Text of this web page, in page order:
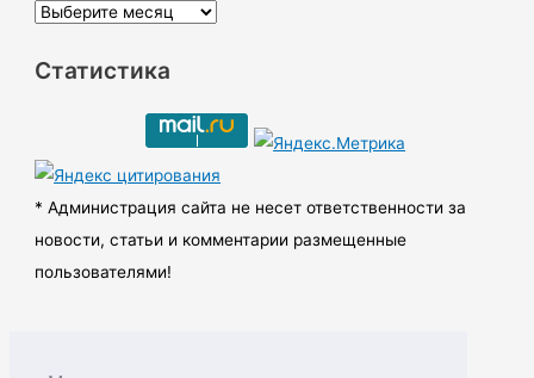
А
х
ы
Статистика
* Администрация сайта не несет ответственности за
новости, статьи и комментарии размещенные
пользователями!